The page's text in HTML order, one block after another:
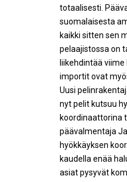
totaalisesti.
suomalaisesta
kaikki sitten sen
pelaajistossa on
liikehdintää
importit ovat
Uusi
nyt pelit kutsuu
koordinaattorina
päävalmentaja
hyökkäyksen
kaudella enää
asiat pysyvät